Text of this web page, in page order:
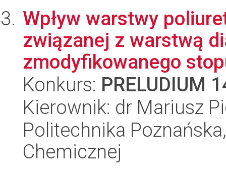
Wpływ warstwy
związanej z warstwą
zmodyfikowanego
Konkurs: PRELUDIUM
Kierownik: dr Mariusz
Politechnika
Chemicznej